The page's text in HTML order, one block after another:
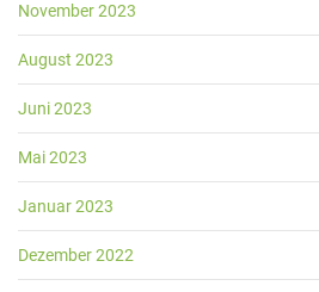
November 2023
August 2023
Juni 2023
Mai 2023
Januar 2023
Dezember 2022